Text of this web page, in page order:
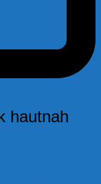
hautnah